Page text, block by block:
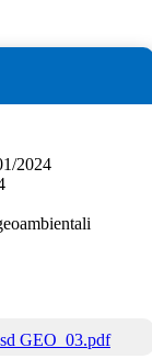
2024
GEO_03.pdf